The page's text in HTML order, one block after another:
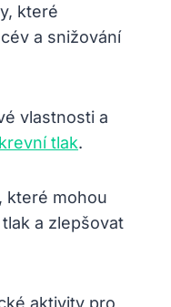
které⁢
a snižování‍
vlastnosti ⁤a
tlak.
které ‍mohou
a zlepšovat